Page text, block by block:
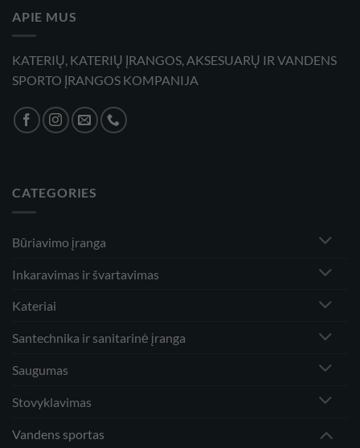
APIE MUS
KATERIŲ, KATERIŲ ĮRANGOS, AKSESUARŲ IR VANDENS
SPORTO ĮRANGOS KOMPANIJA
CATEGORIES
Būriavimo įranga
Inkaravimas ir švartavimas
Kateriai
Santechnika ir sanitarinė įranga
Saugumas
Stovyklavimas
Vandens sportas